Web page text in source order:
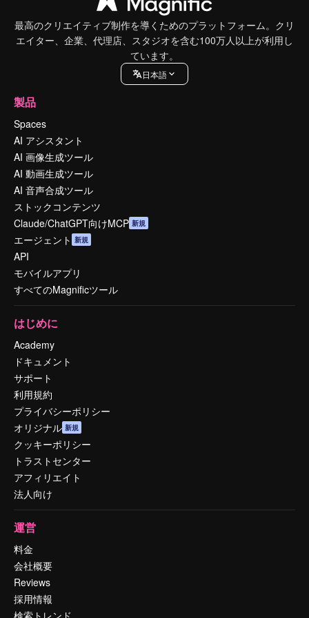
最高のクリエイティブ制作を導くためのプラットフォーム。クリ
エイター、企業、代理店、スタジオを含む100万人以上が利用し
ています。
日本語
製品
Spaces
AI アシスタント
AI 画像生成ツール
AI 動画生成ツール
AI 音声合成ツール
ストックコンテンツ
Claude/ChatGPT向けMCP 新規
エージェント 新規
API
モバイルアプリ
すべてのMagnificツール
はじめに
Academy
ドキュメント
サポート
利用規約
プライバシーポリシー
オリジナル 新規
クッキーポリシー
トラストセンター
アフィリエイト
法人向け
運営
料金
会社概要
Reviews
採用情報
検索トレンド